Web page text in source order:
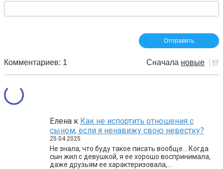
Комментариев: 1 Сначала новые
Елена к Как не испортить отношения с
сыном, если я ненавижу свою невестку?
25.04.2025
Не знала, что буду такое писать вообще… Когда
сын жил с девушкой, я ее хорошо воспринимала,
даже друзьям ее характеризовала,…